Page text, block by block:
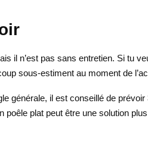
il n’est pas sans entretien. Si tu
sous-estiment au moment de
générale, il est conseillé de
plat peut être une solution